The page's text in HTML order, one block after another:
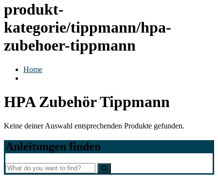
produkt-
kategorie/tippmann/hpa-
zubehoer-tippmann
Home
HPA Zubehör Tippmann
Keine deiner Auswahl entsprechenden Produkte gefunden.
Anleitungen finden